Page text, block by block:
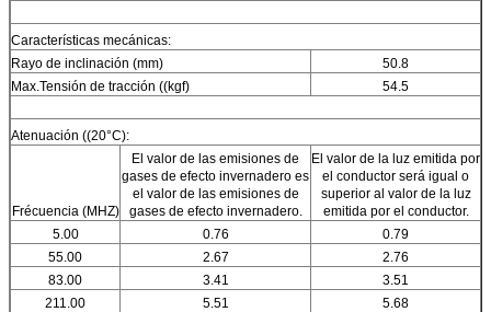
Características mecánicas:
Rayo de inclinación (mm)
50.8
Max.Tensión de tracción ((kgf)
54.5
Atenuación ((20°C):
Frécuencia (MHZ)
El valor de las emisiones de
gases de efecto invernadero es
el valor de las emisiones de
gases de efecto invernadero.
El valor de la luz emitida por
el conductor será igual o
superior al valor de la luz
emitida por el conductor.
5.00
0.76
0.79
55.00
2.67
2.76
83.00
3.41
3.51
211.00
5.51
5.68